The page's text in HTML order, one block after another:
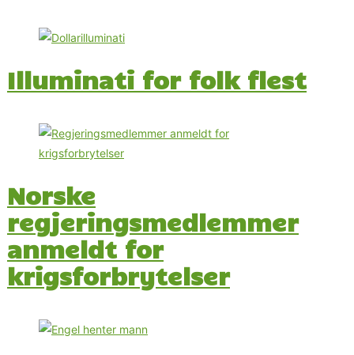
Illuminati for folk flest
Norske
regjeringsmedlemmer
anmeldt for
krigsforbrytelser